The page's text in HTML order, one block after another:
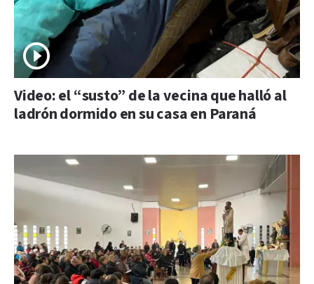
Video: el “susto” de la vecina que halló al
ladrón dormido en su casa en Paraná